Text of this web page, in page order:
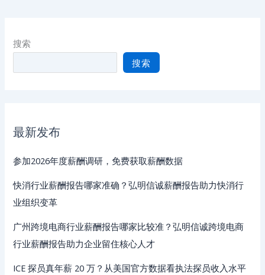
搜索
搜索
最新发布
参加2026年度薪酬调研，免费获取薪酬数据
快消行业薪酬报告哪家准确？弘明信诚薪酬报告助力快消行
业组织变革
广州跨境电商行业薪酬报告哪家比较准？弘明信诚跨境电商
行业薪酬报告助力企业留住核心人才
ICE 探员真年薪 20 万？从美国官方数据看执法探员收入水平